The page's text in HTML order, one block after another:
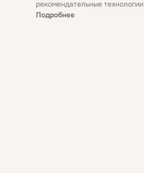
рекомендательные технологии
Подробнее